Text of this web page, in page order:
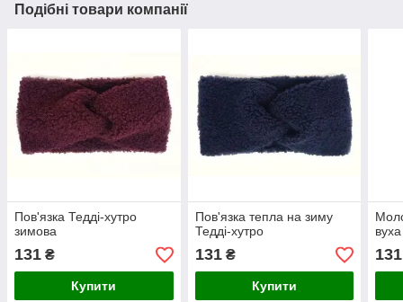
Подібні товари компанії
Пов'язка Тедді-хутро
зимова
131 ₴
Купити
Пов'язка тепла на зиму
Тедді-хутро
131₴
Купити
131